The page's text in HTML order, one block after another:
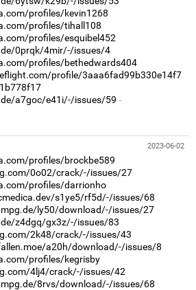
profiles/kevin1268
profiles/tihall108
profiles/esquibel452
0prqk/4mir/-/issues/4
profiles/bethedwards404
profile/3aaa6fad99b330e14f7
a7goc/e41i/-/issues/59
2023-06-02
profiles/brockbe589
0o02/crack/-/issues/27
profiles/darrionho
s1ye5/rf5d/-/issues/68
ly50/download/-/issues/27
z4dgq/gx3z/-/issues/83
2k48/crack/-/issues/43
a20h/download/-/issues/8
profiles/kegrisby
4lj4/crack/-/issues/42
8rvs/download/-/issues/68